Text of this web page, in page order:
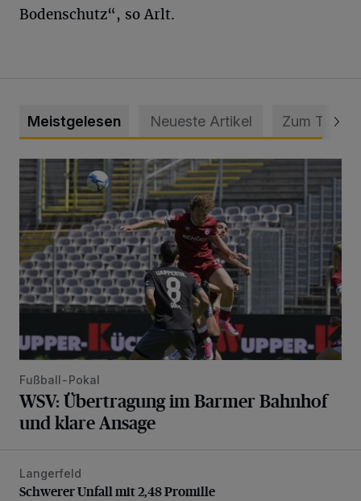
Bodenschutz“, so Arlt.
Meistgelesen Neueste Artikel Zum Thema
WSV: Übertragung im Barmer Bahnhof und klare Ansage
Fußball-Pokal
WSV: Übertragung im Barmer Bahnhof
und klare Ansage
Schwerer Unfall mit 2,48 Promille
Langerfeld
Schwerer Unfall mit 2,48 Promille